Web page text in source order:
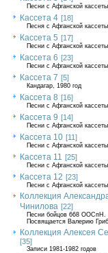
Песни с Афганской кассеты
Кассета 4 [18]
Песня с Афганской кассеты
Кассета 5 [17]
Песни с Афганской кассеты
Кассета 6 [23]
Песни с Афганской кассеты
Кассета 7 [5]
Кандагар, 1980 год
Кассета 8 [16]
Песни с Афганской кассеты
Кассета 9 [14]
Песни с Афганской кассеты
Кассета 10 [11]
Песни с Афганской кассеты
Кассета 11 [25]
Песни с Афганской кассеты
Кассета 12 [23]
Песни с Афганской кассеты
Коллекция
Чинилова [22]
Песни бойцов 668 ООСпН.
Посвящается Валерию
Коллекция Алексея
[35]
Записи 1981-1982 годов